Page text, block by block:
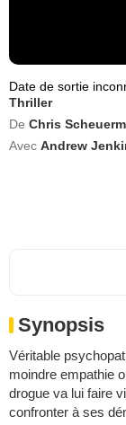
Date de sortie
Thriller
De Chris
Avec Andrew
Synopsis
Véritable
moindre empathie
drogue va lui faire
confronter à ses